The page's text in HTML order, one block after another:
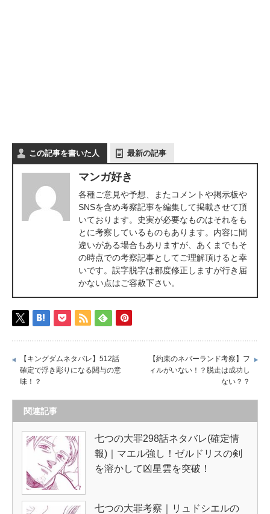
この記事を書いた人 最新の記事
マンガ好き
各種ご意見や予想、またコメントや掲示板や
SNSを含め考察記事を編集して掲載させて頂
いております。史実が必要なものはそれをも
とに考察しているものもあります。内容に間
違いがある場合もありますが、あくまでもそ
の時点での考察記事としてご理解頂けると幸
いです。誤字脱字は都度修正しますが行き届
かない点はご容赦下さい。
【キングダムネタバレ】512話
確定で浮き彫りになる閼与の意
味！？
【約束のネバーランド考察】フ
ィルがいない！？脱走は成功し
ない？？
関連記事
七つの大罪298話ネタバレ(確定情
報)｜マエル強し！ゼルドリスの剣
を溶かして凶星雲を突破！
七つの大罪考察｜リュドシエルの